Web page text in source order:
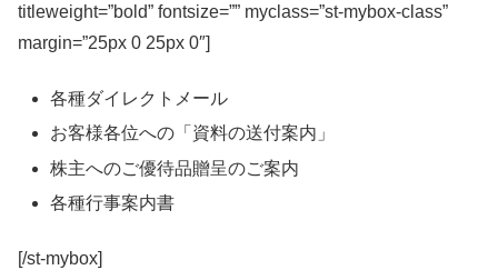
titleweight=”bold” fontsize=”” myclass=”st-mybox-class”
margin=”25px 0 25px 0″]
各種ダイレクトメール
お客様各位への「資料の送付案内」
株主へのご優待品贈呈のご案内
各種行事案内書
[/st-mybox]